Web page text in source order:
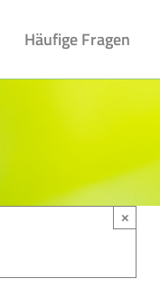
Häufige Fragen
×